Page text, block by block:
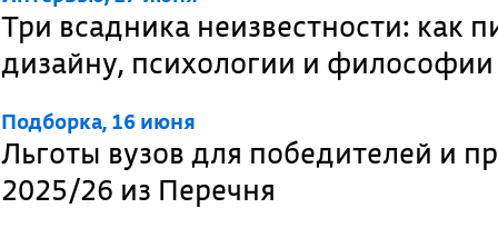
Три всадника неизвестности: как
дизайну, психологии и философии
Подборка, 16 июня
Льготы вузов для победителей и
2025/26 из Перечня